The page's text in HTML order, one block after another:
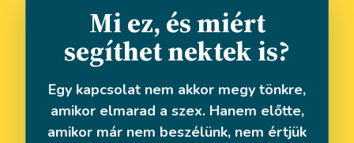
Mi ez, és miért
segíthet nektek is?
Egy kapcsolat nem akkor megy tönkre,
amikor elmarad a szex. Hanem előtte,
amikor már nem beszélünk, nem értjük